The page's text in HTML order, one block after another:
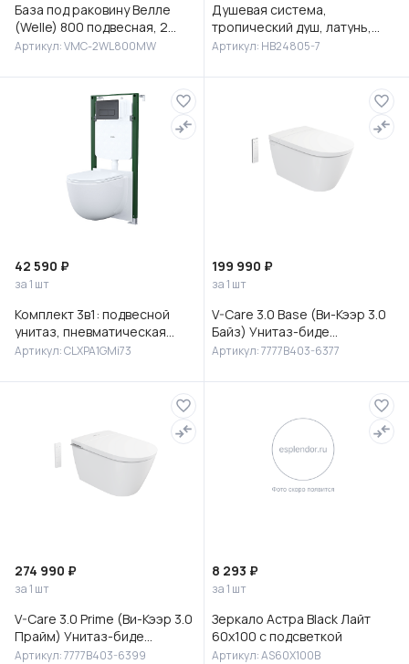
База под раковину Велле
(Welle) 800 подвесная, 2
выкатных ящика микролифт,
Артикул: VMC-2WL800MW
Душевая система,
тропический душ, латунь,
черный/хром, HB24805-7
Артикул: HB24805-7
42 590 ₽
за 1 шт
Комплект 3в1: подвесной
унитаз, пневматическая
инсталляция и клавиша
IDD
Артикул: CLXPA1GMi73
199 990 ₽
за 1 шт
V-Care 3.0 Base (Ви-Кээр 3.0
Байз) Унитаз-биде
подвесной, 7777B403-6377
Артикул: 7777B403-6377
274 990 ₽
за 1 шт
V-Care 3.0 Prime (Ви-Кээр 3.0
Прайм) Унитаз-биде
подвесной, 7777B403-6399
Артикул: 7777B403-6399
8 293 ₽
за 1 шт
Зеркало Астра Black Лайт
60х100 с подсветкой
Артикул: AS60X100B